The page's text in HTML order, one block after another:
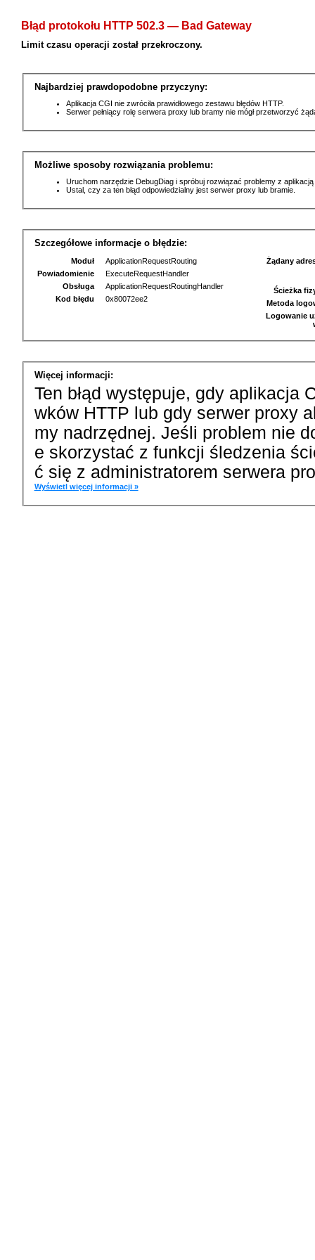
Błąd protokołu HTTP 502.3 — Bad Gateway
Limit czasu operacji został przekroczony.
Najbardziej prawdopodobne przyczyny:
Aplikacja CGI nie zwróciła prawidłowego zestawu błędów HTTP.
Serwer pełniący rolę serwera proxy lub bramy nie mógł przetworzyć
Możliwe sposoby rozwiązania problemu:
Uruchom narzędzie DebugDiag i spróbuj rozwiązać problemy z
Ustal, czy za ten błąd odpowiedzialny jest serwer proxy lub bramie.
Szczegółowe informacje o błędzie:
Moduł
ApplicationRequestRouting
Powiadomienie
ExecuteRequestHandler
Obsługa
ApplicationRequestRoutingHandler
Kod błędu
0x80072ee2
Żądany
Ścieżka
Metoda
Logowanie
Więcej informacji:
Ten błąd występuje, gdy aplikacja
wków HTTP lub gdy serwer proxy
my nadrzędnej. Jeśli problem nie
e skorzystać z funkcji śledzenia
ć się z administratorem serwera
Wyświetl więcej informacji »